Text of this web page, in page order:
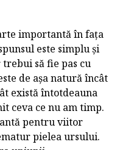
importantă în fața
este simplu și
să fie pas cu
de așa natură încât
există întotdeauna
ceva ce nu am timp.
pentru viitor
pielea ursului.